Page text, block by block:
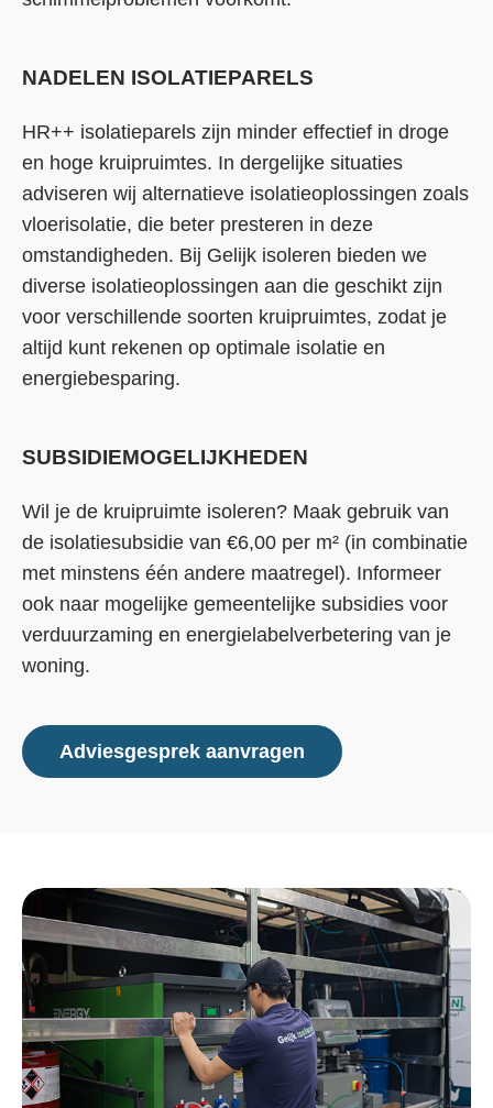
NADELEN ISOLATIEPARELS
HR++ isolatieparels zijn minder effectief in droge
en hoge kruipruimtes. In dergelijke situaties
adviseren wij alternatieve isolatieoplossingen zoals
vloerisolatie, die beter presteren in deze
omstandigheden. Bij Gelijk isoleren bieden we
diverse isolatieoplossingen aan die geschikt zijn
voor verschillende soorten kruipruimtes, zodat je
altijd kunt rekenen op optimale isolatie en
energiebesparing.
SUBSIDIEMOGELIJKHEDEN
Wil je de kruipruimte isoleren? Maak gebruik van
de isolatiesubsidie van €6,00 per m² (in combinatie
met minstens één andere maatregel). Informeer
ook naar mogelijke gemeentelijke subsidies voor
verduurzaming en energielabelverbetering van je
woning.
Adviesgesprek aanvragen